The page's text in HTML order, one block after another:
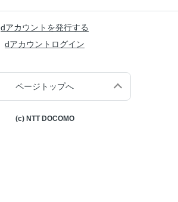
dアカウントを発行する
dアカウントログイン
ページトップへ
(c) NTT DOCOMO